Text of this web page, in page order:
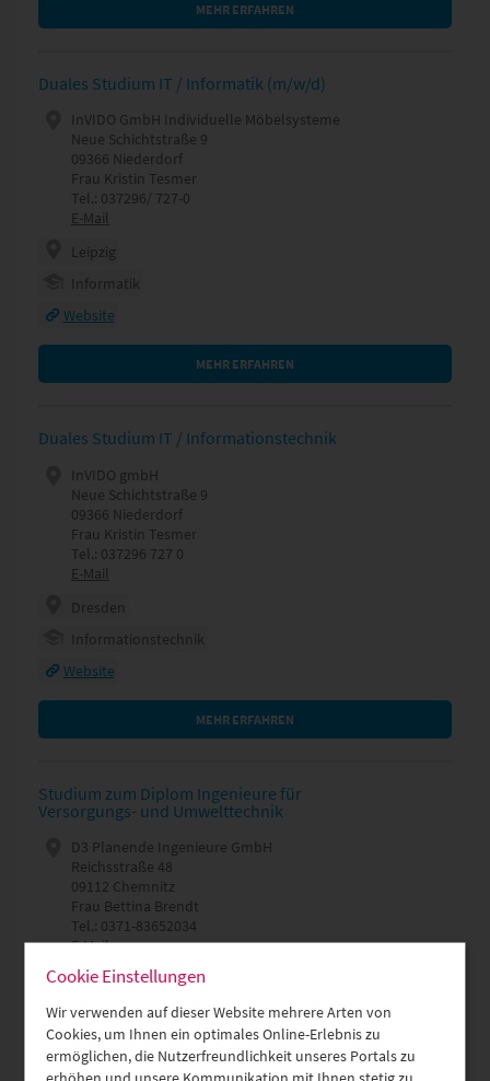
MEHR ERFAHREN
Duales Studium IT / Informatik (m/w/d)
InVIDO GmbH Individuelle Möbelsysteme
Neue Schichtstraße 9
09366 Niederdorf
Frau Kristin Tesmer
Tel.: 037296/ 727-0
E-Mail
Leipzig
Informatik
Website
MEHR ERFAHREN
Duales Studium IT / Informationstechnik
InVIDO gmbH
Neue Schichtstraße 9
09366 Niederdorf
Frau Kristin Tesmer
Tel.: 037296 727 0
E-Mail
Dresden
Informationstechnik
Website
MEHR ERFAHREN
Studium zum Diplom Ingenieure für
Versorgungs- und Umwelttechnik
D3 Planende Ingenieure GmbH
Reichsstraße 48
09112 Chemnitz
Frau Bettina Brendt
Tel.: 0371-83652034
E-Mail
Glauchau
Versorgungs- / Umweltt. - Technische Gebäudeausrüstung
Website
Cookie Einstellungen
Wir verwenden auf dieser Website mehrere Arten von
Cookies, um Ihnen ein optimales Online-Erlebnis zu
ermöglichen, die Nutzerfreundlichkeit unseres Portals zu